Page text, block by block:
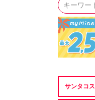
サンタコ